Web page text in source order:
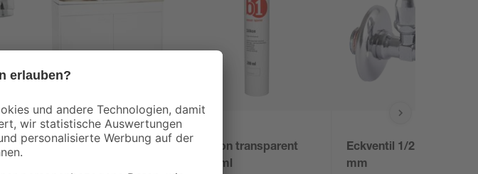
Respekta
Silikon transparent
280 ml
Eckventil 1/2" AG x 10
mm